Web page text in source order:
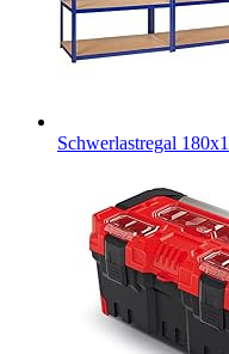
Schwerlastregal